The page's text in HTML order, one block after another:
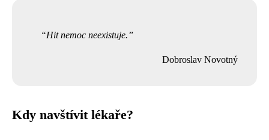
Hit nemoc neexistuje.
Dobroslav Novotný
Kdy navštívit lékaře?